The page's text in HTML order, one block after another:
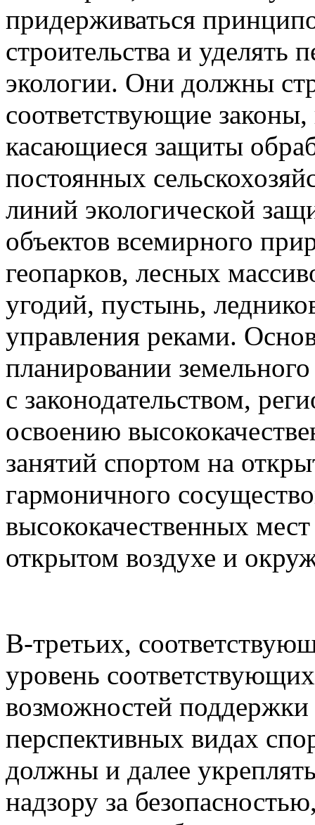
придерживаться
строительства и уделять
экологии. Они должны
соответствующие
касающиеся защиты
постоянных
линий экологической
объектов всемирного
геопарков, лесных
угодий, пустынь,
управления реками.
планировании
с законодательством,
освоению
занятий спортом на
гармоничного
высококачественных
открытом воздухе и
В-третьих,
уровень
возможностей
перспективных видах
должны и далее
надзору за